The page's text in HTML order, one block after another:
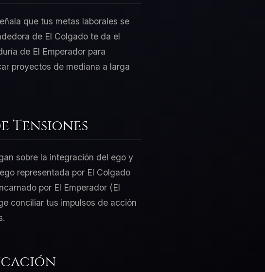
que tus metas laborales se
de El Colgado te da el
de El Emperador para
proyectos de mediana a larga
Tensiones
sobre la integración del ego y
representada por El Colgado
por El Emperador (El
conciliar tus impulsos de acción